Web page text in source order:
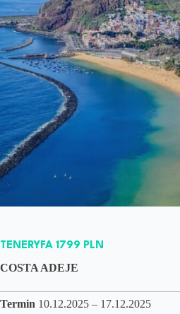
TENERYFA 1799 PLN
COSTA ADEJE
Termin 10.12.2025 – 17.12.2025